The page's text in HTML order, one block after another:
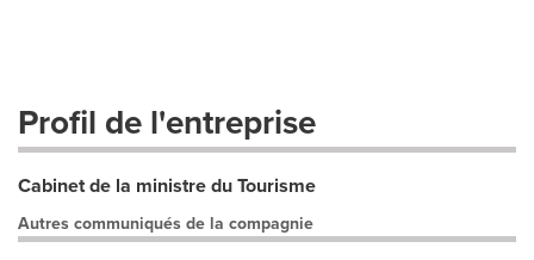
Profil de l'entreprise
Cabinet de la ministre du Tourisme
Autres communiqués de la compagnie